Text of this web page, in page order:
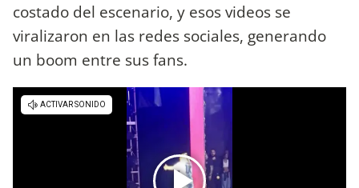
costado del escenario, y esos videos se
viralizaron en las redes sociales, generando
un boom entre sus fans.